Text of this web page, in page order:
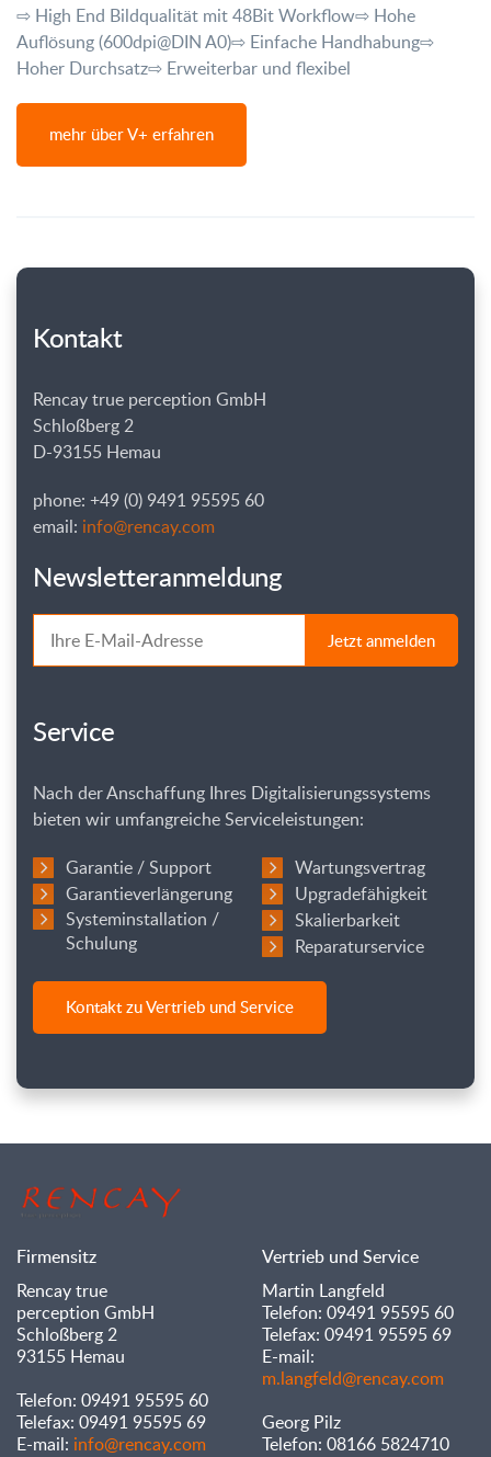
⇨ High End Bildqualität mit 48Bit Workflow⇨ Hohe
Auflösung (600dpi@DIN A0)⇨ Einfache Handhabung⇨
Hoher Durchsatz⇨ Erweiterbar und flexibel
mehr über V+ erfahren
Kontakt
Rencay true perception GmbH
Schloßberg 2
D-93155 Hemau
phone: +49 (0) 9491 95595 60
email: info@rencay.com
Newsletteranmeldung
Jetzt anmelden
Service
Nach der Anschaffung Ihres Digitalisierungssystems
bieten wir umfangreiche Serviceleistungen:
Garantie / Support
Garantieverlängerung
Systeminstallation /
Schulung
Wartungsvertrag
Upgradefähigkeit
Skalierbarkeit
Reparaturservice
Kontakt zu Vertrieb und Service
Firmensitz
Rencay true
perception GmbH
Schloßberg 2
93155 Hemau
Telefon: 09491 95595 60
Telefax: 09491 95595 69
E-mail: info@rencay.com
Vertrieb und Service
Martin Langfeld
Telefon: 09491 95595 60
Telefax: 09491 95595 69
E-mail:
m.langfeld@rencay.com
Georg Pilz
Telefon: 08166 5824710